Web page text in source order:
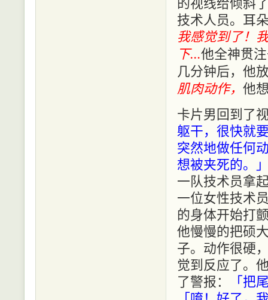
技术人员。耳
我感觉到了！
下…他全神贯
几分钟后，他
肌肉动作， 他
卡片男回到了
躯干，很快就
突然地做任何
想被夹死的。
一队技术员拿
一位女性技术
的身体开始打
他慢慢的把硕
子。动作很硬
觉到反应了。
了警报：
「把